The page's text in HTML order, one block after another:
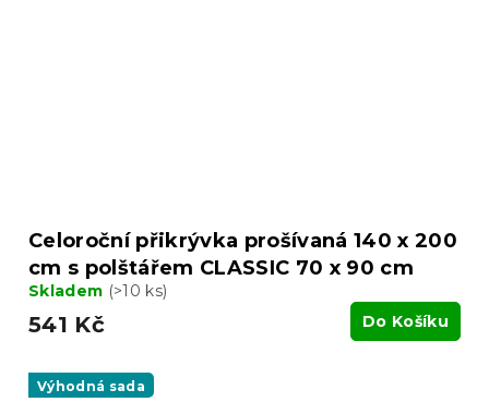
Celoroční přikrývka prošívaná 140 x 200
cm s polštářem CLASSIC 70 x 90 cm
Skladem (>10 ks)
541 Kč Do Košíku
Výhodná sada